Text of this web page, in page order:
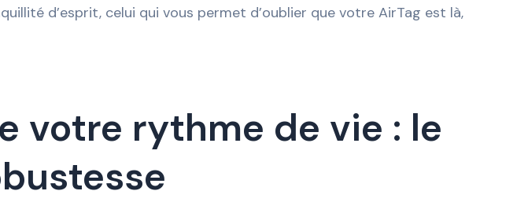
d’esprit, celui qui vous permet d’oublier que votre AirTag est là,
votre rythme de vie : le